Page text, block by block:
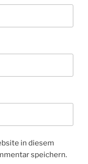
in diesem
speichern.